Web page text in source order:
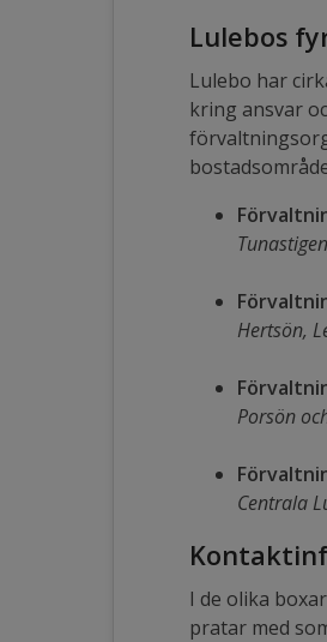
Lulebos
Lulebo har
kring ansvar
Hertsön,
Porsön
Centrala
I de olika
pratar med